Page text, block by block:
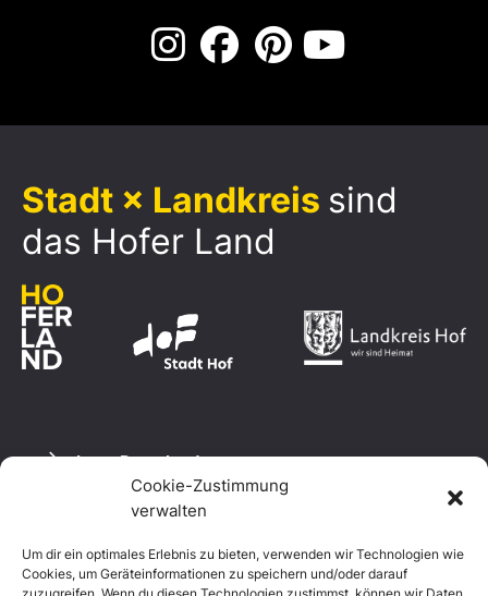
Cookie-Zustimmung
verwalten
Um dir ein optimales Erlebnis zu bieten, verwenden wir Technologien wie
Cookies, um Geräteinformationen zu speichern und/oder darauf
Stadt × Landkreis sind
das Hofer Land
Logo Download
Datenschutzerklärung
Impressum